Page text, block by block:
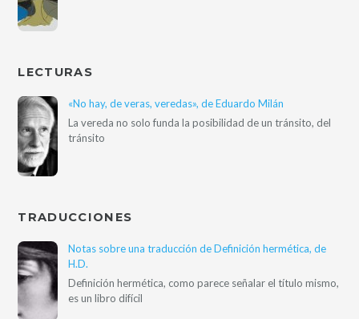
LECTURAS
«No hay, de veras, veredas», de Eduardo Milán
La vereda no solo funda la posibilidad de un tránsito, del
tránsito
TRADUCCIONES
Notas sobre una traducción de Definición hermética, de
H.D.
Definición hermética, como parece señalar el título mismo,
es un libro difícil